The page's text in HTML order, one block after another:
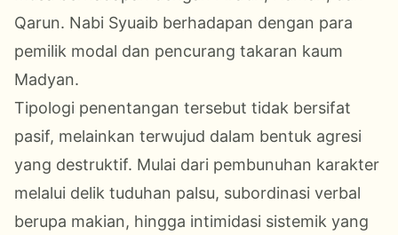
Qarun. Nabi Syuaib berhadapan dengan para
pemilik modal dan pencurang takaran kaum
Madyan.
Tipologi penentangan tersebut tidak bersifat
pasif, melainkan terwujud dalam bentuk agresi
yang destruktif. Mulai dari pembunuhan karakter
melalui delik tuduhan palsu, subordinasi verbal
berupa makian, hingga intimidasi sistemik yang